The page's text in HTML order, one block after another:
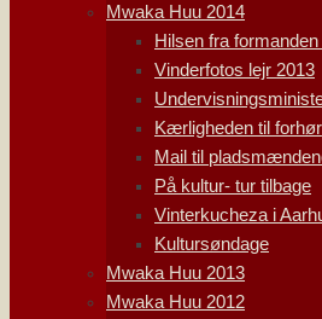
Mwaka Huu 2014
Hilsen fra formanden
Vinderfotos lejr 2013
Kærligheden til forhør
Mail til
På kultur- tur tilbage
Vinterkucheza i
Kultursøndage
Mwaka Huu 2013
Mwaka Huu 2012